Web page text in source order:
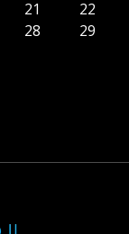
21
22
28
29